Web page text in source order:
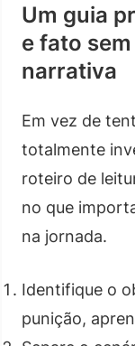
Um guia
e fato
narrativa
Em vez de
totalmente
roteiro de
no que
na jornada.
Identifique o
punição,